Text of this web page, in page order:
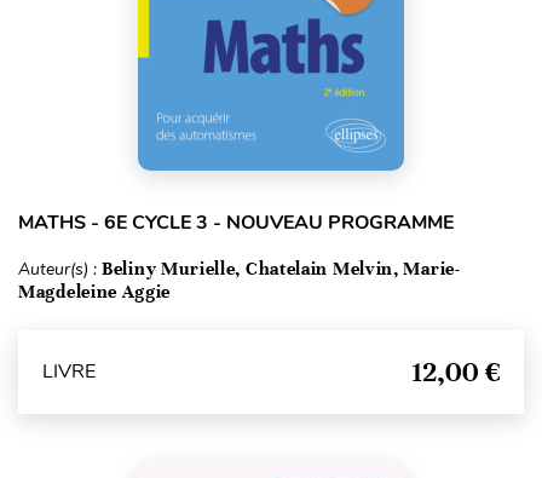
MATHS - 6E CYCLE 3 - NOUVEAU PROGRAMME
Auteur(s) : Beliny Murielle, Chatelain Melvin, Marie-
Magdeleine Aggie
LIVRE 12,00 €